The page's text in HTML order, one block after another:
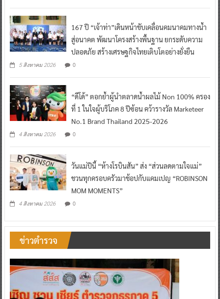
167 ปี “เจ้าท่า”เดินหน้าขับเคลื่อนคมนาคมทางน้ำ
สู่อนาคต พัฒนาโครงสร้างพื้นฐาน ยกระดับความ
ปลอดภัย สร้างเศรษฐกิจไทยเติบโตอย่างยั่งยืน
5 สิงหาคม 2026 0
“ดีโด้” ตอกย้ำผู้นำตลาดน้ำผลไม้ Non 100% ครอง
ที่ 1 ในใจผู้บริโภค 8 ปีซ้อน คว้ารางวัล Marketeer
No.1 Brand Thailand 2025-2026
4 สิงหาคม 2026 0
วันแม่ปีนี้ “ห้างโรบินสัน” ส่ง “ส่วนลดตามใจแม่”
ชวนทุกครอบครัวมาช้อปกับแคมเปญ “ROBINSON
MOM MOMENTS”
4 สิงหาคม 2026 0
ข่าวตำรวจ